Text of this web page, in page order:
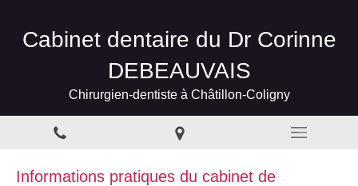
Cabinet dentaire du Dr Corinne
DEBEAUVAIS
Chirurgien-dentiste à Châtillon-Coligny
Informations pratiques du cabinet de